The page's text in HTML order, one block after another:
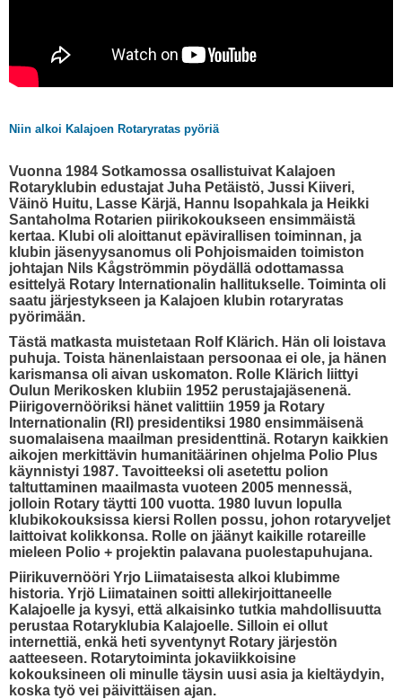
Niin alkoi Kalajoen Rotaryratas pyöriä
Vuonna 1984 Sotkamossa osallistuivat Kalajoen
Rotaryklubin edustajat Juha Petäistö, Jussi Kiiveri,
Väinö Huitu, Lasse Kärjä, Hannu Isopahkala ja Heikki
Santaholma Rotarien piirikokoukseen ensimmäistä
kertaa. Klubi oli aloittanut epävirallisen toiminnan, ja
klubin jäsenyysanomus oli Pohjoismaiden toimiston
johtajan Nils Kågströmmin pöydällä odottamassa
esittelyä Rotary Internationalin hallitukselle. Toiminta oli
saatu järjestykseen ja Kalajoen klubin rotaryratas
pyörimään.
Tästä matkasta muistetaan Rolf Klärich. Hän oli loistava
puhuja. Toista hänenlaistaan persoonaa ei ole, ja hänen
karismansa oli aivan uskomaton. Rolle Klärich liittyi
Oulun Merikosken klubiin 1952 perustajajäsenenä.
Piirigovernööriksi hänet valittiin 1959 ja Rotary
Internationalin (RI) presidentiksi 1980 ensimmäisenä
suomalaisena maailman presidenttinä. Rotaryn kaikkien
aikojen merkittävin humanitäärinen ohjelma Polio Plus
käynnistyi 1987. Tavoitteeksi oli asetettu polion
taltuttaminen maailmasta vuoteen 2005 mennessä,
jolloin Rotary täytti 100 vuotta. 1980 luvun lopulla
klubikokouksissa kiersi Rollen possu, johon rotaryveljet
laittoivat kolikkonsa. Rolle on jäänyt kaikille rotareille
mieleen Polio + projektin palavana puolestapuhujana.
Piirikuvernööri Yrjo Liimataisesta alkoi klubimme
historia. Yrjö Liimatainen soitti allekirjoittaneelle
Kalajoelle ja kysyi, että alkaisinko tutkia mahdollisuutta
perustaa Rotaryklubia Kalajoelle. Silloin ei ollut
internettiä, enkä heti syventynyt Rotary järjestön
aatteeseen. Rotarytoiminta jokaviikkoisine
kokouksineen oli minulle täysin uusi asia ja kieltäydyin,
koska työ vei päivittäisen ajan.